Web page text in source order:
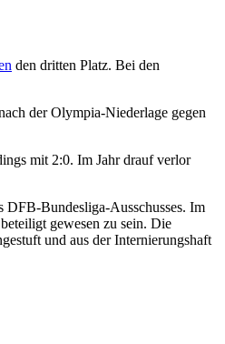
den dritten Platz. Bei den
der Olympia-Niederlage gegen
mit 2:0. Im Jahr drauf verlor
DFB-Bundesliga-Ausschusses. Im
beteiligt gewesen zu sein. Die
und aus der Internierungshaft